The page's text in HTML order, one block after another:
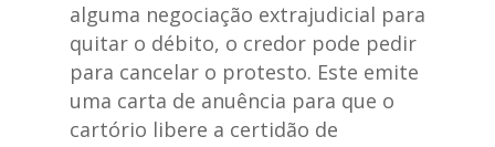
alguma negociação extrajudicial para
quitar o débito, o credor pode pedir
para cancelar o protesto. Este emite
uma carta de anuência para que o
cartório libere a certidão de